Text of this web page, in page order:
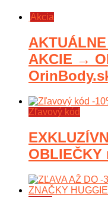
Akcia
AKCIE →
Zľavový kód
OBLIEČKY